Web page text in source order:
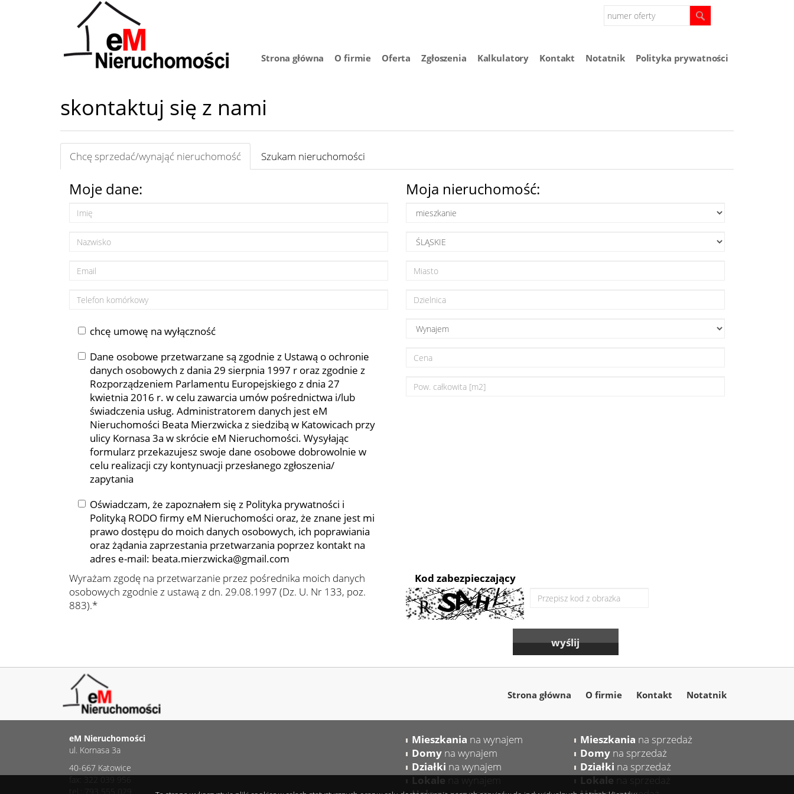
Strona główna O firmie Oferta Zgłoszenia Kalkulatory Kontakt Notatnik Polityka prywatności
skontaktuj się z nami
Chcę sprzedać/wynająć nieruchomość Szukam nieruchomości
Moje dane:
chcę umowę na wyłączność
Dane osobowe przetwarzane są zgodnie z Ustawą o ochronie
danych osobowych z dania 29 sierpnia 1997 r oraz zgodnie z
Rozporządzeniem Parlamentu Europejskiego z dnia 27
kwietnia 2016 r. w celu zawarcia umów pośrednictwa i/lub
świadczenia usług. Administratorem danych jest eM
Nieruchomości Beata Mierzwicka z siedzibą w Katowicach przy
ulicy Kornasa 3a w skrócie eM Nieruchomości. Wysyłając
formularz przekazujesz swoje dane osobowe dobrowolnie w
celu realizacji czy kontynuacji przesłanego zgłoszenia/
zapytania
Oświadczam, że zapoznałem się z Polityka prywatności i
Polityką RODO firmy eM Nieruchomości oraz, że znane jest mi
prawo dostępu do moich danych osobowych, ich poprawiania
oraz żądania zaprzestania przetwarzania poprzez kontakt na
adres e-mail: beata.mierzwicka@gmail.com
Moja nieruchomość:
Wyrażam zgodę na przetwarzanie przez pośrednika moich danych
osobowych zgodnie z ustawą z dn. 29.08.1997 (Dz. U. Nr 133, poz.
883).*
Kod zabezpieczający
Strona główna O firmie Kontakt Notatnik
eM Nieruchomości
ul. Kornasa 3a
40-667 Katowice
fax: 322 039 956
Mieszkania na wynajem
Domy na wynajem
Działki na wynajem
Lokale na wynajem
Mieszkania na sprzedaż
Domy na sprzedaż
Działki na sprzedaż
Lokale na sprzedaż